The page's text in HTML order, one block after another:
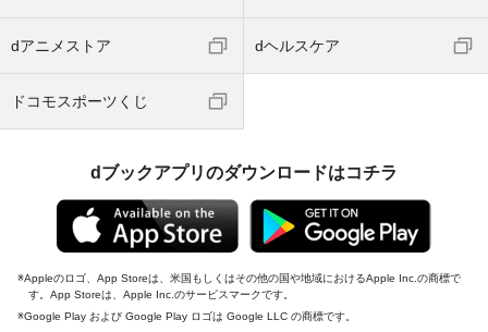
dアニメストア dヘルスケア
ドコモスポーツくじ
dブックアプリのダウンロードはコチラ
Appleのロゴ、App Storeは、米国もしくはその他の国や地域におけるApple Inc.の商標で
す。App Storeは、Apple Inc.のサービスマークです。
Google Play および Google Play ロゴは Google LLC の商標です。